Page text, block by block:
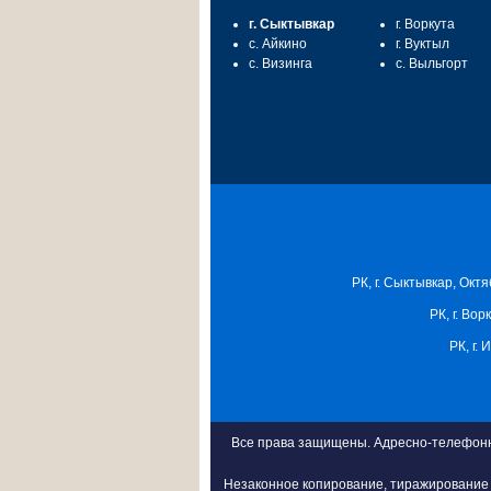
г. Сыктывкар
с. Айкино
с. Визинга
г. Воркута
г. Вуктыл
с. Выльгорт
РК, г. Сыктывкар,
РК, г.
РК, г.
Все права защищены. Адресно-
Незаконное копирование,